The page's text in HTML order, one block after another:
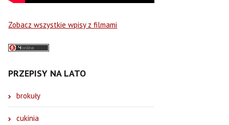
Zobacz wszystkie wpisy z filmami
PRZEPISY NA LATO
brokuły
cukinia